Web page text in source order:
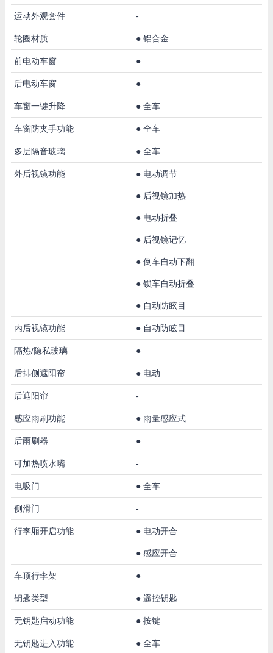
运动外观套件 -
轮圈材质 ● 铝合金
前电动车窗 ●
后电动车窗 ●
车窗一键升降 ● 全车
车窗防夹手功能 ● 全车
多层隔音玻璃 ● 全车
外后视镜功能 ● 电动调节
● 后视镜加热
● 电动折叠
● 后视镜记忆
● 倒车自动下翻
● 锁车自动折叠
● 自动防眩目
内后视镜功能 ● 自动防眩目
隔热/隐私玻璃 ●
后排侧遮阳帘 ● 电动
后遮阳帘 -
感应雨刷功能 ● 雨量感应式
后雨刷器 ●
可加热喷水嘴 -
电吸门 ● 全车
侧滑门 -
行李厢开启功能 ● 电动开合
● 感应开合
车顶行李架 ●
钥匙类型 ● 遥控钥匙
无钥匙启动功能 ● 按键
无钥匙进入功能 ● 全车